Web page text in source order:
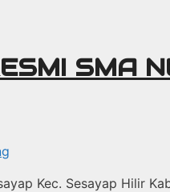
SMA
Kec. Sesayap Hilir